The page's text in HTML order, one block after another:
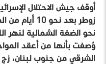
أوقف جيش الاحتلال
زوطر بعد نحو
نحو الضفة الشمالية لنهر
وُصفت بأنها من أعقد
الشرقي من جنوب لبنان،